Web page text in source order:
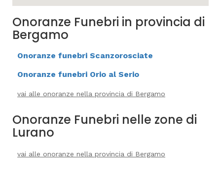
Onoranze Funebri in provincia di
Bergamo
Onoranze funebri Scanzorosciate
Onoranze funebri Orio al Serio
vai alle onoranze nella provincia di Bergamo
Onoranze Funebri nelle zone di
Lurano
vai alle onoranze nella provincia di Bergamo